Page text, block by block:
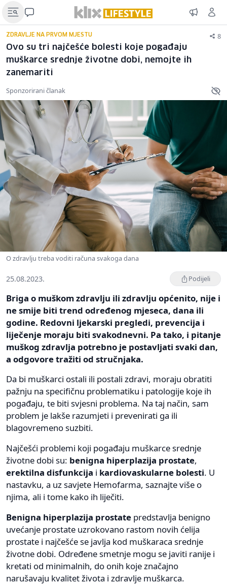
ZDRAVLJE NA PRVOM MJESTU 8
Ovo su tri najčešće bolesti koje pogađaju
muškarce srednje životne dobi, nemojte ih
zanemariti
Sponzorirani članak
O zdravlju treba voditi računa svakoga dana
25.08.2023. Podijeli
Briga o muškom zdravlju ili zdravlju općenito, nije i
ne smije biti trend određenog mjeseca, dana ili
godine. Redovni ljekarski pregledi, prevencija i
liječenje moraju biti svakodnevni. Pa tako, i pitanje
muškog zdravlja potrebno je postavljati svaki dan,
a odgovore tražiti od stručnjaka.
Da bi muškarci ostali ili postali zdravi, moraju obratiti
pažnju na specifičnu problematiku i patologije koje ih
pogađaju, te biti svjesni problema. Na taj način, sam
problem je lakše razumjeti i prevenirati ga ili
blagovremeno suzbiti.
Najčešći problemi koji pogađaju muškarce srednje
životne dobi su: benigna hiperplazija prostate,
erektilna disfunkcija i kardiovaskularne bolesti. U
nastavku, a uz savjete Hemofarma, saznajte više o
njima, ali i tome kako ih liječiti.
Benigna hiperplazija prostate predstavlja benigno
uvećanje prostate uzrokovano rastom novih ćelija
prostate i najčešće se javlja kod muškaraca srednje
životne dobi. Određene smetnje mogu se javiti ranije i
kretati od minimalnih, do onih koje značajno
narušavaju kvalitet života i zdravlje muškarca.